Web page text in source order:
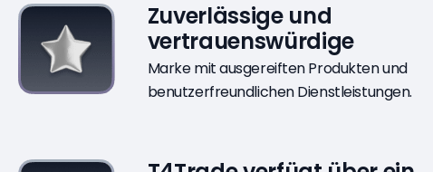
Zuverlässige und
vertrauenswürdige
Marke mit ausgereiften Produkten und
benutzerfreundlichen Dienstleistungen.